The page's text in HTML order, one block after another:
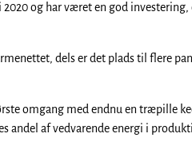
og har været en god investering,
dels er det plads til flere
omgang med endnu en træpille
andel af vedvarende energi i